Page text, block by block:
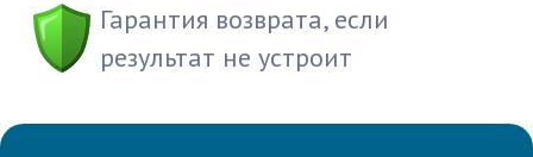
Гарантия возврата, если
результат не устроит